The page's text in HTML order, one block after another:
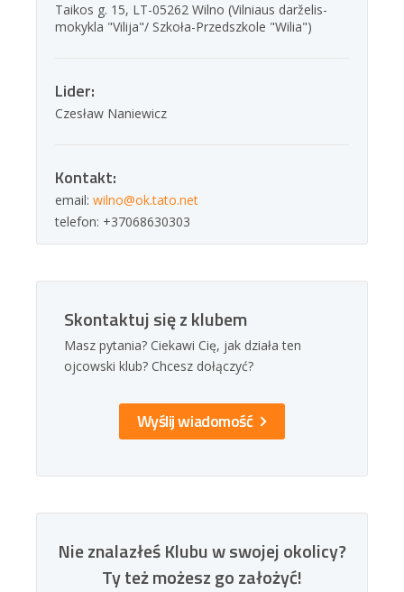
Taikos g. 15, LT-05262 Wilno (Vilniaus darželis-
mokykla "Vilija"/ Szkoła-Przedszkole "Wilia")
Lider:
Czesław Naniewicz
Kontakt:
email: wilno@ok.tato.net
telefon: +37068630303
Skontaktuj się z klubem
Masz pytania? Ciekawi Cię, jak działa ten
ojcowski klub? Chcesz dołączyć?
Wyślij wiadomość
Nie znalazłeś Klubu w swojej okolicy?
Ty też możesz go założyć!